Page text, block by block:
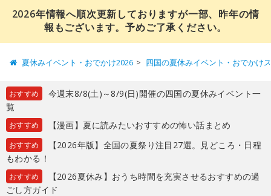
2026年情報へ順次更新しておりますが一部、昨年の情
報もございます。予めご了承ください。
夏休みイベント・おでかけ2026 四国の夏休みイベント・おでかけ
おすすめ
今週末8/8(土)～8/9(日)開催の四国の夏休みイベント一
覧
おすすめ 【漫画】夏に読みたいおすすめの怖い話まとめ
おすすめ
【2026年版】全国の夏祭り注目27選。見どころ・日程
もわかる！
おすすめ
【2026夏休み】おうち時間を充実させるおすすめの過
ごし方ガイド